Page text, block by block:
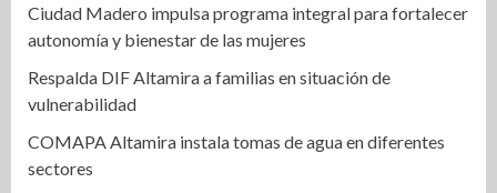
Ciudad Madero impulsa programa integral para fortalecer
autonomía y bienestar de las mujeres
Respalda DIF Altamira a familias en situación de
vulnerabilidad
COMAPA Altamira instala tomas de agua en diferentes
sectores